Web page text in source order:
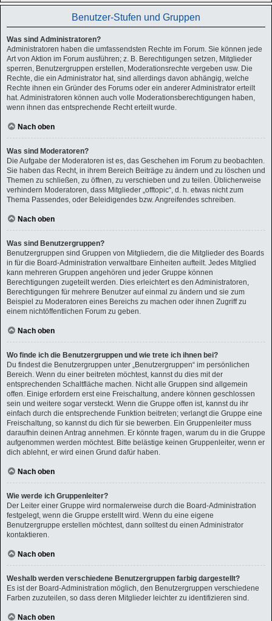
Benutzer-Stufen und Gruppen
Was sind Administratoren?
Administratoren haben die umfassendsten Rechte im Forum. Sie können jede
Art von Aktion im Forum ausführen; z. B. Berechtigungen setzen, Mitglieder
sperren, Benutzergruppen erstellen, Moderationsrechte vergeben usw. Die
Rechte, die ein Administrator hat, sind allerdings davon abhängig, welche
Rechte ihnen ein Gründer des Forums oder ein anderer Administrator erteilt
hat. Administratoren können auch volle Moderationsberechtigungen haben,
wenn ihnen das entsprechende Recht erteilt wurde.
Nach oben
Was sind Moderatoren?
Die Aufgabe der Moderatoren ist es, das Geschehen im Forum zu beobachten.
Sie haben das Recht, in ihrem Bereich Beiträge zu ändern und zu löschen und
Themen zu schließen, zu öffnen, zu verschieben und zu teilen. Üblicherweise
verhindern Moderatoren, dass Mitglieder „offtopic“, d. h. etwas nicht zum
Thema Passendes, oder Beleidigendes bzw. Angreifendes schreiben.
Nach oben
Was sind Benutzergruppen?
Benutzergruppen sind Gruppen von Mitgliedern, die die Mitglieder des Boards
in für die Board-Administration verwaltbare Einheiten aufteilt. Jedes Mitglied
kann mehreren Gruppen angehören und jeder Gruppe können
Berechtigungen zugeteilt werden. Dies erleichtert es den Administratoren,
Berechtigungen für mehrere Benutzer auf einmal zu ändern und sie zum
Beispiel zu Moderatoren eines Bereichs zu machen oder ihnen Zugriff zu
einem nichtöffentlichen Forum zu geben.
Nach oben
Wo finde ich die Benutzergruppen und wie trete ich ihnen bei?
Du findest die Benutzergruppen unter „Benutzergruppen“ im persönlichen
Bereich. Wenn du einer beitreten möchtest, kannst du dies mit der
entsprechenden Schaltfläche machen. Nicht alle Gruppen sind allgemein
offen. Einige erfordern erst eine Freischaltung, andere können geschlossen
sein und weitere sogar versteckt. Wenn die Gruppe offen ist, kannst du ihr
einfach durch die entsprechende Funktion beitreten; verlangt die Gruppe eine
Freischaltung, so kannst du dich für sie bewerben. Ein Gruppenleiter muss
daraufhin deinen Antrag annehmen. Er könnte fragen, warum du in die Gruppe
aufgenommen werden möchtest. Bitte belästige keinen Gruppenleiter, wenn er
dich ablehnt, er wird einen Grund dafür haben.
Nach oben
Wie werde ich Gruppenleiter?
Der Leiter einer Gruppe wird normalerweise durch die Board-Administration
festgelegt, wenn die Gruppe erstellt wird. Wenn du eine eigene
Benutzergruppe erstellen möchtest, dann solltest du einen Administrator
kontaktieren.
Nach oben
Weshalb werden verschiedene Benutzergruppen farbig dargestellt?
Es ist der Board-Administration möglich, den Benutzergruppen verschiedene
Farben zuzuteilen, so dass deren Mitglieder leichter zu identifizieren sind.
Nach oben